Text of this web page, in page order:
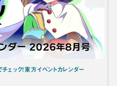
ェック！東方イベントカレンダー